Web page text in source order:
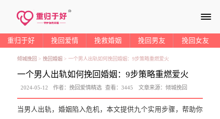
≡
重归于好 挽回爱情 挽救婚姻 挽回男友 挽回女友
倾城挽回 > 挽回婚姻 > 一个男人出轨如何挽回婚姻：9步策略重燃爱火
一个男人出轨如何挽回婚姻：9步策略重燃爱火
2024-05-12 作者：挽回爱情精选 查看：3445 文章来源： 倾城挽回
当男人出轨，婚姻陷入危机，本文提供九个实用步骤，帮助你